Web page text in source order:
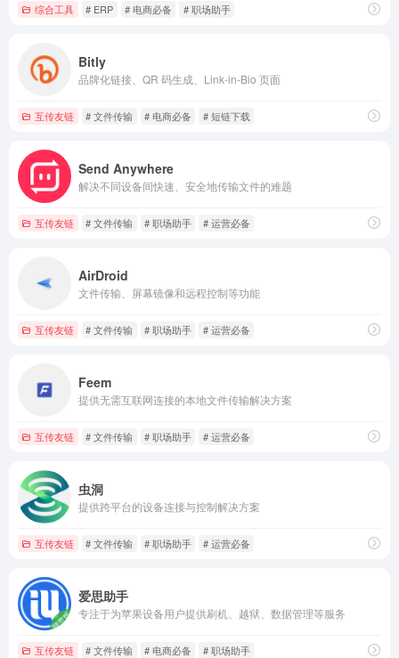
综合工具 # ERP # 电商必备 # 职场助手
Bitly
品牌化链接、QR 码生成、Link-in-Bio 页面
互传友链 # 文件传输 # 电商必备 # 短链下载
Send Anywhere
解决不同设备间快速、安全地传输文件的难题
互传友链 # 文件传输 # 职场助手 # 运营必备
AirDroid
文件传输、屏幕镜像和远程控制等功能
互传友链 # 文件传输 # 职场助手 # 运营必备
Feem
提供无需互联网连接的本地文件传输解决方案
互传友链 # 文件传输 # 职场助手 # 运营必备
虫洞
提供跨平台的设备连接与控制解决方案
互传友链 # 文件传输 # 职场助手 # 运营必备
爱思助手
专注于为苹果设备用户提供刷机、越狱、数据管理等服务
互传友链 # 文件传输 # 电商必备 # 职场助手